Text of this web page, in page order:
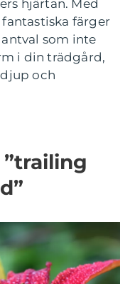
hjärtan. Med
färger
som inte
i din trädgård,
och